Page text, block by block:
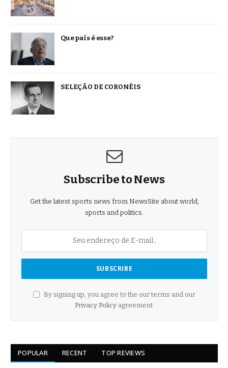
Que país é esse?
SELEÇÃO DE CORONÉIS
Subscribe to News
Get the latest sports news from NewsSite about world,
sports and politics.
By signing up, you agree to the our terms and our
Privacy Policyagreement.
POPULAR RECENT TOP REVIEWS